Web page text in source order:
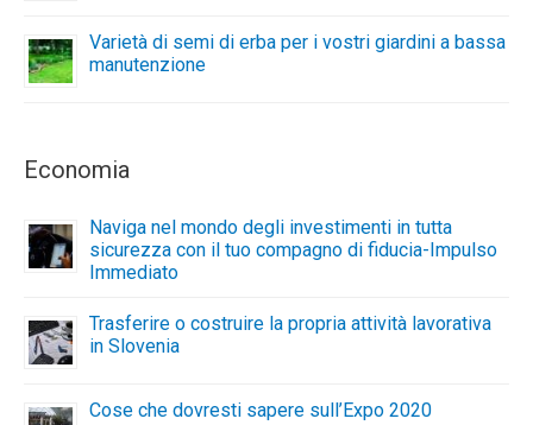
Varietà di semi di erba per i vostri giardini a bassa
manutenzione
Economia
Naviga nel mondo degli investimenti in tutta
sicurezza con il tuo compagno di fiducia-Impulso
Immediato
Trasferire o costruire la propria attività lavorativa
in Slovenia
Cose che dovresti sapere sull’Expo 2020